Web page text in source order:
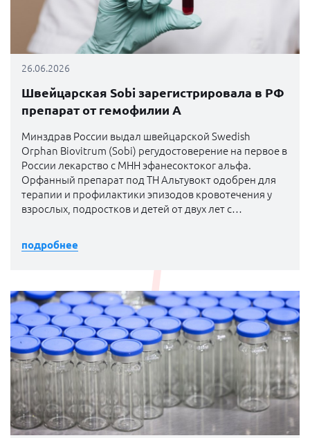
26.06.2026
Швейцарская Sobi зарегистрировала в РФ
препарат от гемофилии A
Минздрав России выдал швейцарской Swedish
Orphan Biovitrum (Sobi) регудостоверение на первое в
России лекарство с МНН эфанесоктоког альфа.
Орфанный препарат под ТН Альтувокт одобрен для
терапии и профилактики эпизодов кровотечения у
взрослых, подростков и детей от двух лет с
подробнее